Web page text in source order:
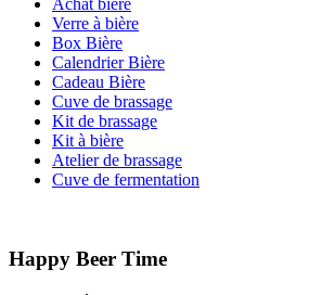
Achat bière
Verre à bière
Box Bière
Calendrier Bière
Cadeau Bière
Cuve de brassage
Kit de brassage
Kit à bière
Atelier de brassage
Cuve de fermentation
Happy Beer Time